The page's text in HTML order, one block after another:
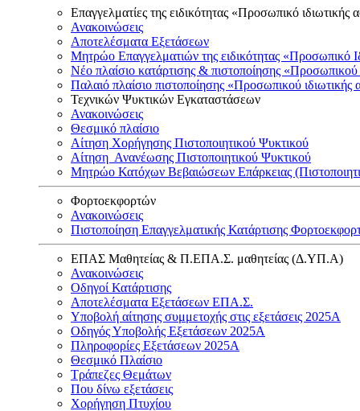
Επαγγελματίες της ειδικότητας «Προσωπικό ιδιωτικής
Ανακοινώσεις
Αποτελέσματα Εξετάσεων
Μητρώο Επαγγελματιών της ειδικότητας «Προσωπικό
Νέο πλαίσιο κατάρτισης & πιστοποίησης «Προσωπικού
Παλαιό πλαίσιο πιστοποίησης «Προσωπικού
Τεχνικών Ψυκτικών Εγκαταστάσεων
Ανακοινώσεις
Θεσμικό πλαίσιο
Αίτηση Χορήγησης Πιστοποιητικού Ψυκτικού
Αίτηση Ανανέωσης Πιστοποιητικού Ψυκτικού
Μητρώο Κατόχων Βεβαιώσεων Επάρκειας
Φορτοεκφορτών
Ανακοινώσεις
Πιστοποίηση Επαγγελματικής Κατάρτισης
ΕΠΑΣ Μαθητείας & Π.ΕΠΑ.Σ. μαθητείας (Δ.ΥΠ.Α)
Ανακοινώσεις
Oδηγοί Κατάρτισης
Αποτελέσματα Εξετάσεων ΕΠΑ.Σ.
Υποβολή αίτησης συμμετοχής στις εξετάσεις 2025Α
Οδηγός Υποβολής Εξετάσεων 2025A
Πληροφορίες Εξετάσεων 2025Α
Θεσμικό Πλαίσιο
Τράπεζες Θεμάτων
Που δίνω εξετάσεις
Χορήγηση Πτυχίου